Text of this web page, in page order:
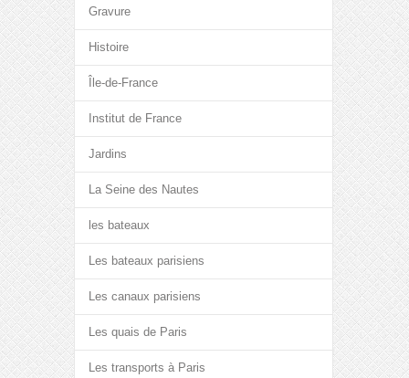
Gravure
Histoire
Île-de-France
Institut de France
Jardins
La Seine des Nautes
les bateaux
Les bateaux parisiens
Les canaux parisiens
Les quais de Paris
Les transports à Paris